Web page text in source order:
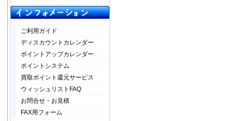
ご利用ガイド
ディスカウントカレンダー
ポイントアップカレンダー
ポイントシステム
買取ポイント還元サービス
ウィッシュリストFAQ
お問合せ・お見積
FAX用フォーム